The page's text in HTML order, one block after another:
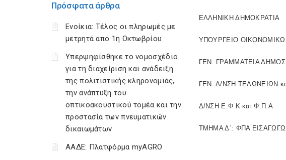
Πρόσφατα άρθρα
Ενοίκια: Τέλος οι πληρωμές με
μετρητά από 1η Οκτωβρίου
Υπερψηφίσθηκε το νομοσχέδιο
για τη διαχείριση και ανάδειξη
της πολιτιστικής κληρονομιάς,
την ανάπτυξη του
οπτικοακουστικού τομέα και την
προστασία των πνευματικών
δικαιωμάτων
ΑΑΔΕ: Πλατφόρμα myAGRO
ΕΛΛΗΝΙΚΗ ΔΗΜΟΚΡΑΤΙΑ
ΥΠΟΥΡΓΕΙΟ
ΓΕΝ. ΓΡΑΜΜΑΤΕΙΑ
ΓΕΝ. Δ/ΝΣΗ ΤΕΛΩΝΕΙΩΝ
Δ/ΝΣΗ Ε.Φ.Κ και Φ.Π.Α
ΤΜΗΜΑ Δ΄: ΦΠΑ